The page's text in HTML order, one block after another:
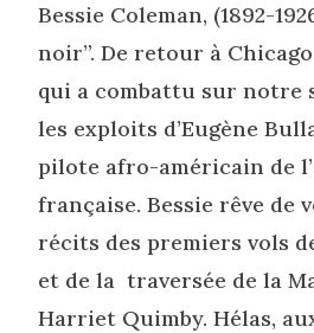
Bessie Coleman, (1892-
noir”. De retour à
qui a combattu sur notre
les exploits d’Eugène
pilote afro-américain de
française. Bessie rêve de
récits des premiers vols
et de la traversée de la
Harriet Quimby. Hélas,